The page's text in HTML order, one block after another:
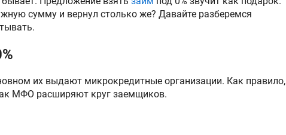
сумму и вернул столько же? Давайте разберемся
их выдают микрокредитные организации. Как правило,
МФО расширяют круг заемщиков.